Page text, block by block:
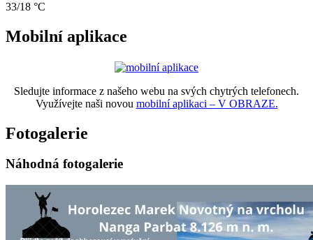
33/18 °C
Mobilní aplikace
Sledujte informace z našeho webu na svých chytrých telefonech.
Využívejte naši novou mobilní aplikaci – V OBRAZE.
Fotogalerie
Náhodná fotogalerie